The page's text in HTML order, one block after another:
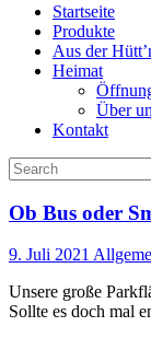
Startseite
Produkte
Aus der
Heimat
Über
Kontakt
Ob Bus oder
9. Juli 2021
Unsere große
Sollte es doch mal